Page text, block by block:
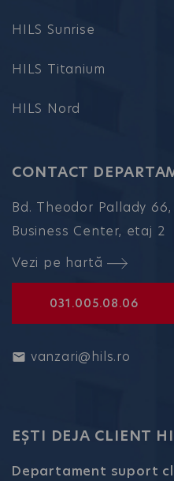
HILS Sunrise
HILS Titanium
HILS Nord
CONTACT
Bd. Theodor Pallady
Business Center, etaj 2
Vezi pe hartă
031.005.08.06
vanzari@hils.ro
EȘTI DEJA CLIENT
Departament suport